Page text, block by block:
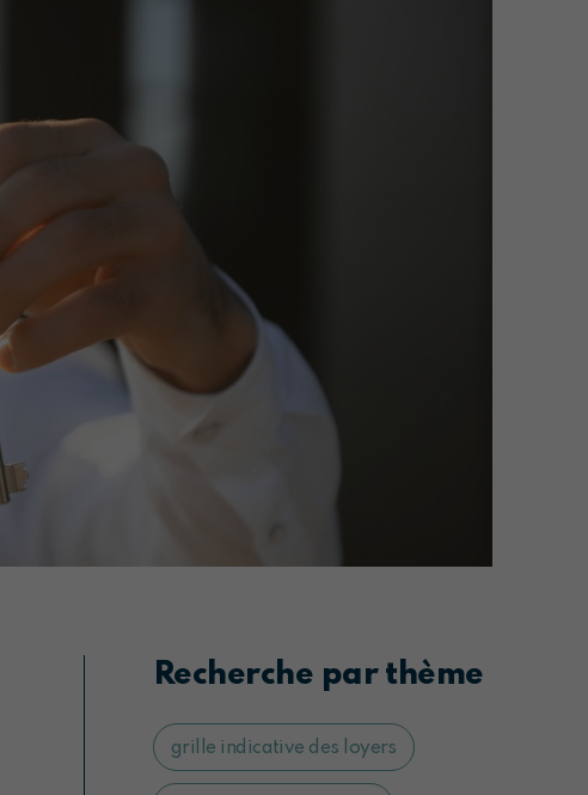
Recherche par thème
grille indicative des loyers